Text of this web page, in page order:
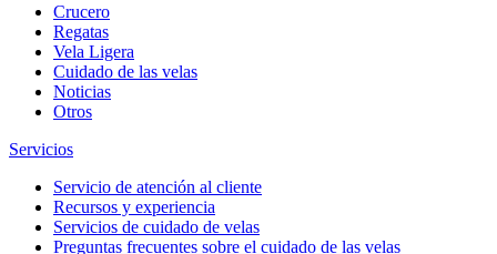
Crucero
Regatas
Vela Ligera
Cuidado de las velas
Noticias
Otros
Servicios
Servicio de atención al cliente
Recursos y experiencia
Servicios de cuidado de velas
Preguntas frecuentes sobre el cuidado de las velas